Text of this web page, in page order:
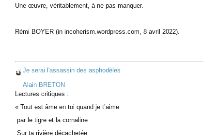
Une œuvre, véritablement, à ne pas manquer.
Rémi BOYER (in incoherism.wordpress.com, 8 avril 2022).
Je serai l'assassin des asphodèles
Alain BRETON
Lectures critiques :
« Tout est âme en toi quand je t’aime
par le tigre et la cornaline
Sur ta rivière décachetée